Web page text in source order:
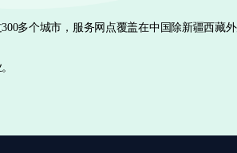
多个城市，服务网点覆盖在中国除新疆西藏